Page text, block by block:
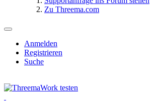
Zu Threema.com
Anmelden
Registrieren
Suche